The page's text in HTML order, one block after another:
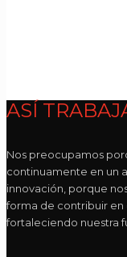
ASÍ
Nos preocupamos
continuamente en un
innovación, porque
forma de contribuir
fortaleciendo nuestra